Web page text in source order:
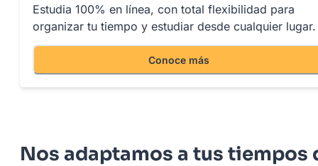
Estudia 100% en línea, con total flexibilidad para
organizar tu tiempo y estudiar desde cualquier lugar.
Conoce más
Nos adaptamos a tus tiempos